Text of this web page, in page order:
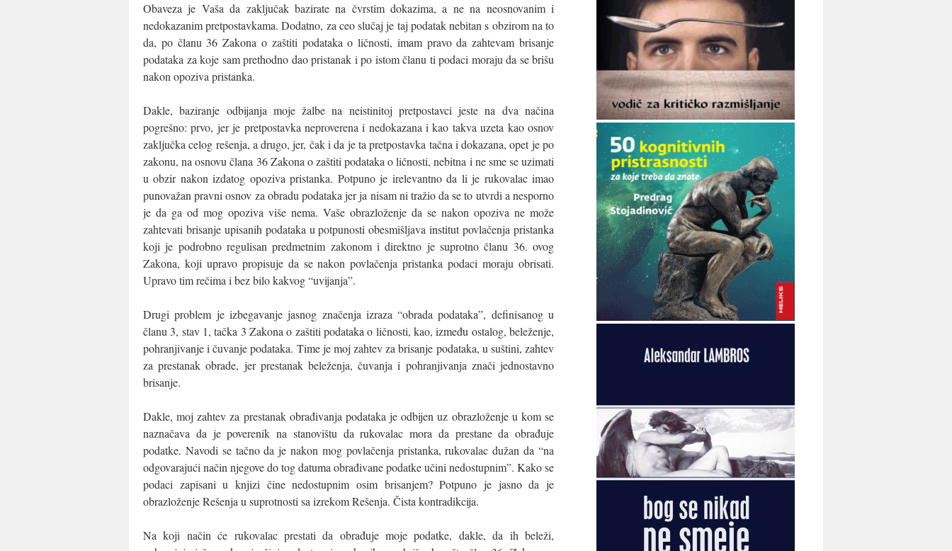
Obaveza je Vaša da zaključak bazirate na čvrstim dokazima, a ne na neosnovanim i
nedokazanim pretpostavkama. Dodatno, za ceo slučaj je taj podatak nebitan s obzirom na to
da, po članu 36 Zakona o zaštiti podataka o ličnosti, imam pravo da zahtevam brisanje
podataka za koje sam prethodno dao pristanak i po istom članu ti podaci moraju da se brišu
nakon opoziva pristanka.
Dakle, baziranje odbijanja moje žalbe na neistinitoj pretpostavci jeste na dva načina
pogrešno: prvo, jer je pretpostavka neproverena i nedokazana i kao takva uzeta kao osnov
zaključka celog rešenja, a drugo, jer, čak i da je ta pretpostavka tačna i dokazana, opet je po
zakonu, na osnovu člana 36 Zakona o zaštiti podataka o ličnosti, nebitna i ne sme se uzimati
u obzir nakon izdatog opoziva pristanka. Potpuno je irelevantno da li je rukovalac imao
punovažan pravni osnov za obradu podataka jer ja nisam ni tražio da se to utvrdi a nesporno
je da ga od mog opoziva više nema. Vaše obrazloženje da se nakon opoziva ne može
zahtevati brisanje upisanih podataka u potpunosti obesmišljava institut povlačenja pristanka
koji je podrobno regulisan predmetnim zakonom i direktno je suprotno članu 36. ovog
Zakona, koji upravo propisuje da se nakon povlačenja pristanka podaci moraju obrisati.
Upravo tim rečima i bez bilo kakvog “uvijanja”.
Drugi problem je izbegavanje jasnog značenja izraza “obrada podataka”, definisanog u
članu 3, stav 1, tačka 3 Zakona o zaštiti podataka o ličnosti, kao, između ostalog, beleženje,
pohranjivanje i čuvanje podataka. Time je moj zahtev za brisanje podataka, u suštini, zahtev
za prestanak obrade, jer prestanak beleženja, čuvanja i pohranjivanja znači jednostavno
brisanje.
Dakle, moj zahtev za prestanak obrađivanja podataka je odbijen uz obrazloženje u kom se
naznačava da je poverenik na stanovištu da rukovalac mora da prestane da obrađuje
podatke. Navodi se tačno da je nakon mog povlačenja pristanka, rukovalac dužan da “na
odgovarajući način njegove do tog datuma obrađivane podatke učini nedostupnim”. Kako se
podaci zapisani u knjizi čine nedostupnim osim brisanjem? Potpuno je jasno da je
obrazloženje Rešenja u suprotnosti sa izrekom Rešenja. Čista kontradikcija.
Na koji način će rukovalac prestati da obrađuje moje podatke, dakle, da ih beleži,